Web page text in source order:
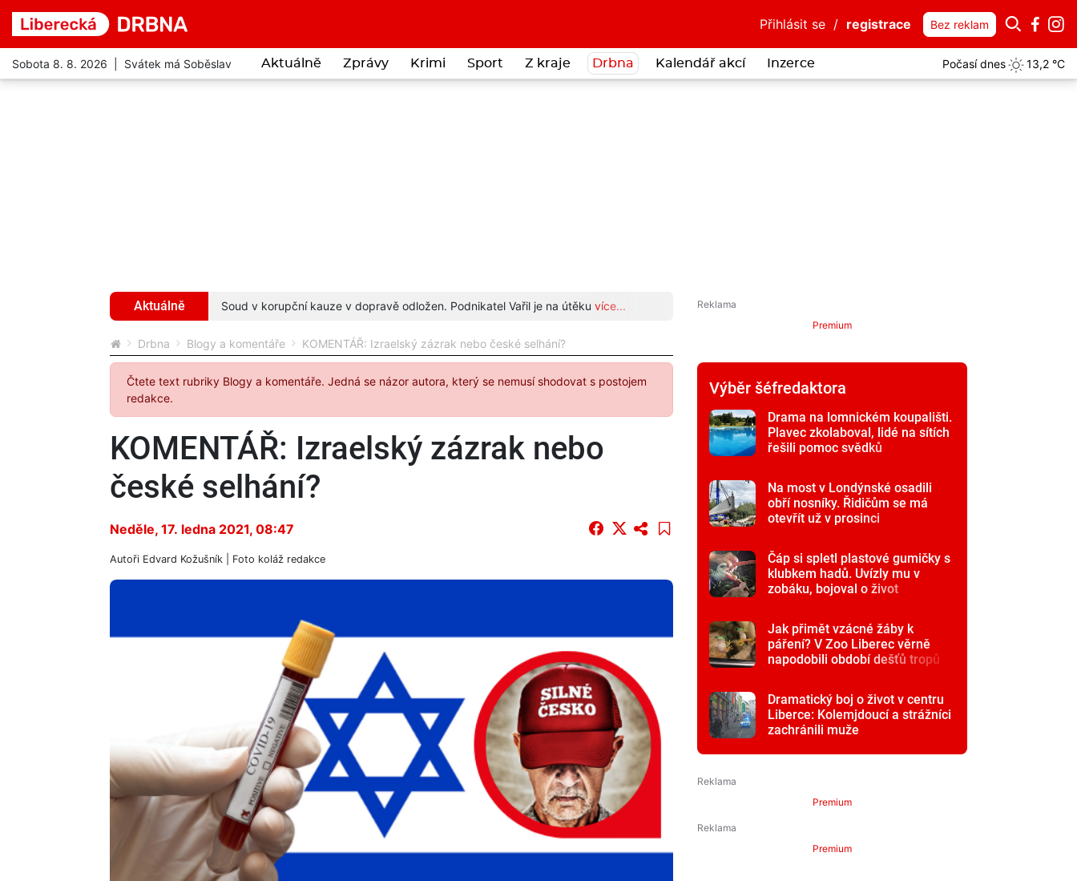
Přihlásit se / registrace Bez reklam
Sobota 8. 8. 2026 | Svátek má Soběslav Aktuálně Zprávy Krimi Sport Z kraje Drbna Kalendář akcí Inzerce Počasí dnes 13,2 °C
Aktuálně
více... Soud v korupční kauze v dopravě odložen. Podnikatel Vařil je na útěku více... Tři pobodaní nožem v Tanvaldu. Útočníka policie zadržela
Drbna Blogy a komentáře KOMENTÁŘ: Izraelský zázrak nebo české selhání?
Čtete text rubriky Blogy a komentáře. Jedná se názor autora, který se nemusí shodovat s postojem
redakce.
KOMENTÁŘ: Izraelský zázrak nebo
české selhání?
Neděle, 17. ledna 2021, 08:47
Autoři Edvard Kožušník | Foto koláž redakce
Premium
Výběr šéfredaktora
Drama na lomnickém koupališti.
Plavec zkolaboval, lidé na sítích
řešili pomoc svědků
Na most v Londýnské osadili
obří nosníky. Řidičům se má
otevřít už v prosinci
Čáp si spletl plastové gumičky s
klubkem hadů. Uvízly mu v
zobáku, bojoval o život
Jak přimět vzácné žáby k
páření? V Zoo Liberec věrně
napodobili období dešťů tropů
Dramatický boj o život v centru
Liberce: Kolemjdoucí a strážníci
zachránili muže
Premium
Premium